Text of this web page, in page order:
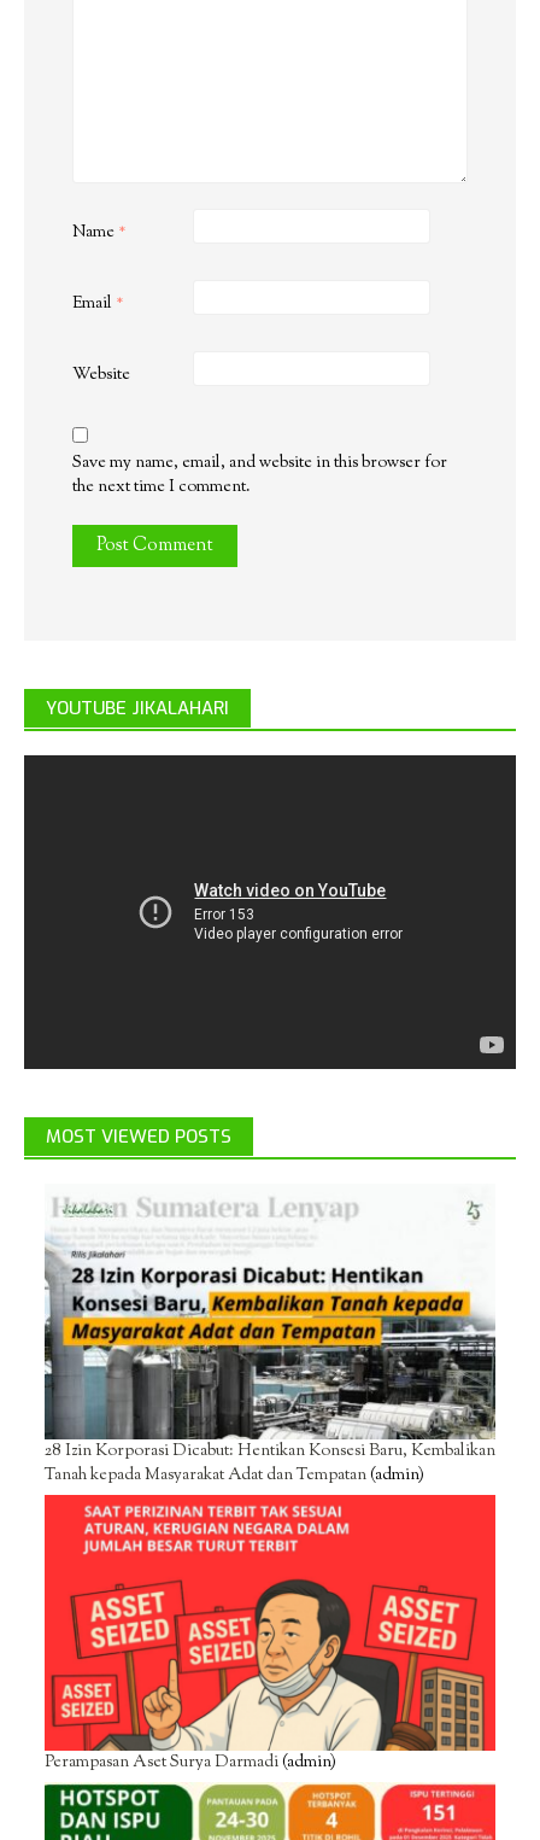
Name *
Email *
Website
Save my name, email, and website in this browser for
the next time I comment.
YOUTUBE JIKALAHARI
MOST VIEWED POSTS
28 Izin Korporasi Dicabut: Hentikan Konsesi Baru, Kembalikan
Tanah kepada Masyarakat Adat dan Tempatan(admin)
Perampasan Aset Surya Darmadi(admin)